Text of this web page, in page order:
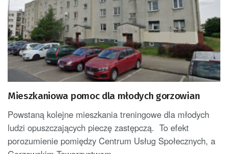
Mieszkaniowa pomoc dla młodych gorzowian
Powstaną kolejne mieszkania treningowe dla młodych
ludzi opuszczających pieczę zastępczą. To efekt
porozumienie pomiędzy Centrum Usług Społecznych, a